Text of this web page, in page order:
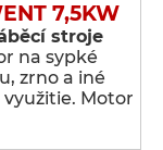
7,5KW
stroje
na sypké
zrno a iné
Motor